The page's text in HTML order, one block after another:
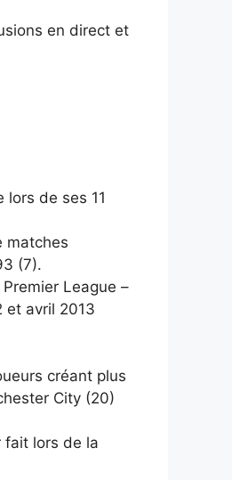
en direct et
de ses 11
matches
(7).
League –
et avril 2013
créant plus
City (20)
fait lors de la